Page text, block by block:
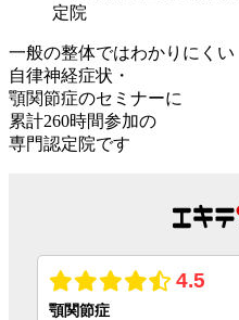
一般の整体ではわかりにくい
自律神経症状・
顎関節症のセミナーに
累計260時間参加の
専門認定院です